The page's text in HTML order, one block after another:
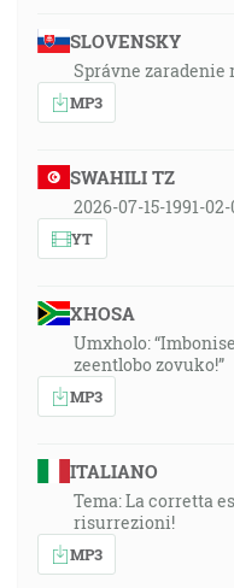
SLOVENSKY
Správne
MP3
SWAHILI TZ
2026-07-15-1991-
YT
XHOSA
Umxholo:
zeentlobo zovuko!”
MP3
ITALIANO
Tema: La corretta
risurrezioni!
MP3